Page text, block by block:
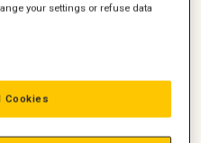
under
os de nødvendige
betyder, at vi kan reagere
finde en løsning, der
your settings or refuse data
Cookies